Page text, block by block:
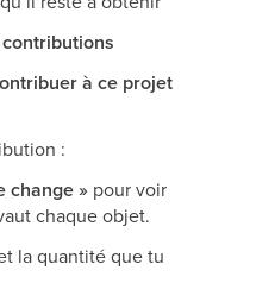
à ce projet
:
change » pour voir
chaque objet.
la quantité que tu